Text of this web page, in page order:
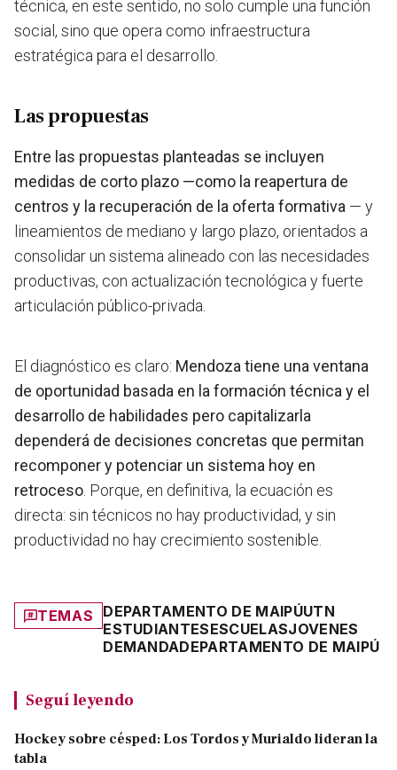
técnica, en este sentido, no solo cumple una función
social, sino que opera como infraestructura
estratégica para el desarrollo.
Las propuestas
Entre las propuestas planteadas se incluyen
medidas de corto plazo —como la reapertura de
centros y la recuperación de la oferta formativa — y
lineamientos de mediano y largo plazo, orientados a
consolidar un sistema alineado con las necesidades
productivas, con actualización tecnológica y fuerte
articulación público-privada.
El diagnóstico es claro: Mendoza tiene una ventana
de oportunidad basada en la formación técnica y el
desarrollo de habilidades pero capitalizarla
dependerá de decisiones concretas que permitan
recomponer y potenciar un sistema hoy en
retroceso. Porque, en definitiva, la ecuación es
directa: sin técnicos no hay productividad, y sin
productividad no hay crecimiento sostenible.
TEMAS DEPARTAMENTO DE MAIPÚUTN
ESTUDIANTESESCUELASJOVENES
DEMANDADEPARTAMENTO DE MAIPÚ
Seguí leyendo
Hockey sobre césped: Los Tordos y Murialdo lideran la
tabla